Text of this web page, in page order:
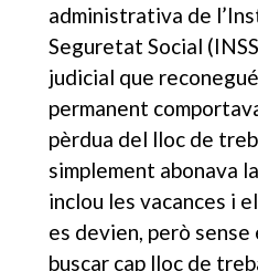
administrativa de
Seguretat Social
judicial que
permanent
pèrdua del lloc de
simplement abonava
inclou les vacances i
es devien, però
buscar cap lloc de